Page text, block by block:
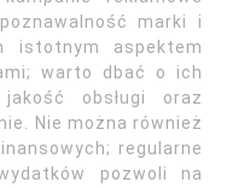
marki i
istotnym aspektem
warto dbać o ich
obsługi oraz
Nie można również
regularne
pozwoli na